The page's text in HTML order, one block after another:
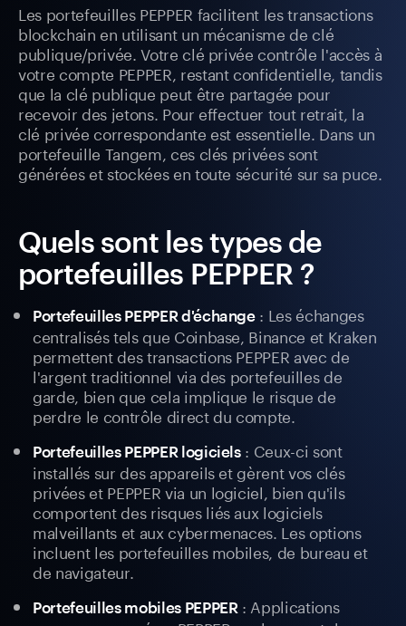
Les portefeuilles PEPPER facilitent les transactions
blockchain en utilisant un mécanisme de clé
publique/privée. Votre clé privée contrôle l'accès à
votre compte PEPPER, restant confidentielle, tandis
que la clé publique peut être partagée pour
recevoir des jetons. Pour effectuer tout retrait, la
clé privée correspondante est essentielle. Dans un
portefeuille Tangem, ces clés privées sont
générées et stockées en toute sécurité sur sa puce.
Quels sont les types de
portefeuilles PEPPER ?
Portefeuilles PEPPER d'échange: Les échanges
centralisés tels que Coinbase, Binance et Kraken
permettent des transactions PEPPER avec de
l'argent traditionnel via des portefeuilles de
garde, bien que cela implique le risque de
perdre le contrôle direct du compte.
Portefeuilles PEPPER logiciels: Ceux-ci sont
installés sur des appareils et gèrent vos clés
privées et PEPPER via un logiciel, bien qu'ils
comportent des risques liés aux logiciels
malveillants et aux cybermenaces. Les options
incluent les portefeuilles mobiles, de bureau et
de navigateur.
Portefeuilles mobiles PEPPER : Applications